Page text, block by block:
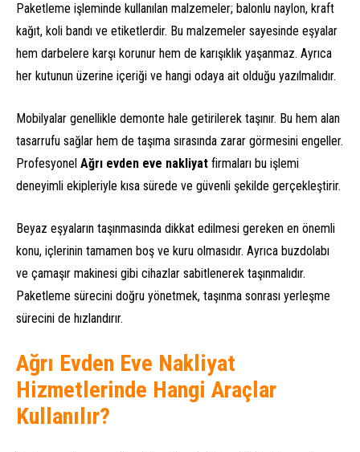
Paketleme işleminde kullanılan malzemeler; balonlu naylon, kraft
kağıt, koli bandı ve etiketlerdir. Bu malzemeler sayesinde eşyalar
hem darbelere karşı korunur hem de karışıklık yaşanmaz. Ayrıca
her kutunun üzerine içeriği ve hangi odaya ait olduğu yazılmalıdır.
Mobilyalar genellikle demonte hale getirilerek taşınır. Bu hem alan
tasarrufu sağlar hem de taşıma sırasında zarar görmesini engeller.
Profesyonel Ağrı evden eve nakliyat firmaları bu işlemi
deneyimli ekipleriyle kısa sürede ve güvenli şekilde gerçekleştirir.
Beyaz eşyaların taşınmasında dikkat edilmesi gereken en önemli
konu, içlerinin tamamen boş ve kuru olmasıdır. Ayrıca buzdolabı
ve çamaşır makinesi gibi cihazlar sabitlenerek taşınmalıdır.
Paketleme sürecini doğru yönetmek, taşınma sonrası yerleşme
sürecini de hızlandırır.
Ağrı Evden Eve Nakliyat
Hizmetlerinde Hangi Araçlar
Kullanılır?